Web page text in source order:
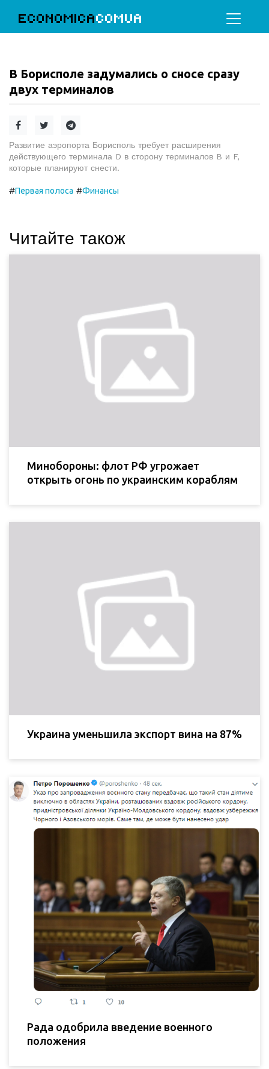
ECONOMICACOMUA
В Борисполе задумались о сносе сразу
двух терминалов
Развитие аэропорта Борисполь требует расширения
действующего терминала D в сторону терминалов B и F,
которые планируют снести.
#Первая полоса #Финансы
Читайте також
Минобороны: флот РФ угрожает
открыть огонь по украинским кораблям
Украина уменьшила экспорт вина на 87%
Рада одобрила введение военного
положения